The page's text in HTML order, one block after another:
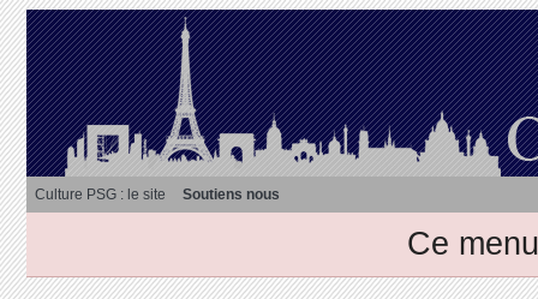
Culture PSG : le site Soutiens nous
Ce